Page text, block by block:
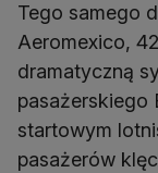
Tego samego
Aeromexico,
dramatyczną
pasażerskiego
startowym
pasażerów